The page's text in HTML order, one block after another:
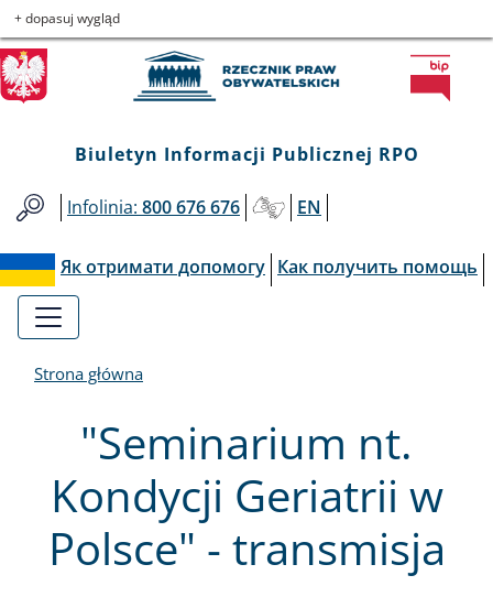
Przejdź
do
menu
głównego
Przejdź
do
treści
Przejdź
to
informacji
o
Przejdź
do
mapy
serwisu
Biuletyn
Informacji
Publicznej
RPO
+ dopasuj wygląd
Biuletyn Informacji Publicznej RPO
Infolinia: 800 676 676 EN
Як отримати допомогу Как получить помощь
Strona główna
"Seminarium nt.
Kondycji Geriatrii w
Polsce" - transmisja